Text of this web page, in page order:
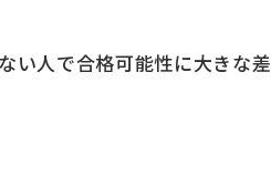
い人で合格可能性に大きな差